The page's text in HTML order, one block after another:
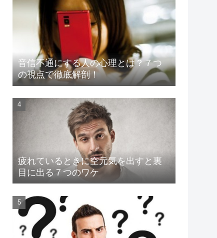
音信不通にする人の心理とは？７つ
の視点で徹底解剖！
疲れているときに空元気を出すと裏
目に出る７つのワケ